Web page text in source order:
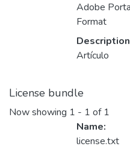
Adobe
Format
Artículo
License bundle
Now showing 1 - 1 of 1
Name:
license.txt